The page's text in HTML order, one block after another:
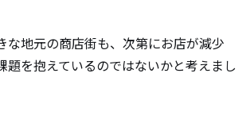
な地元の商店街も、次第にお店が減少
題を抱えているのではないかと考えまし